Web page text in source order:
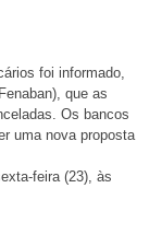
foi informado,
que as
Os bancos
uma nova proposta
feira (23), às